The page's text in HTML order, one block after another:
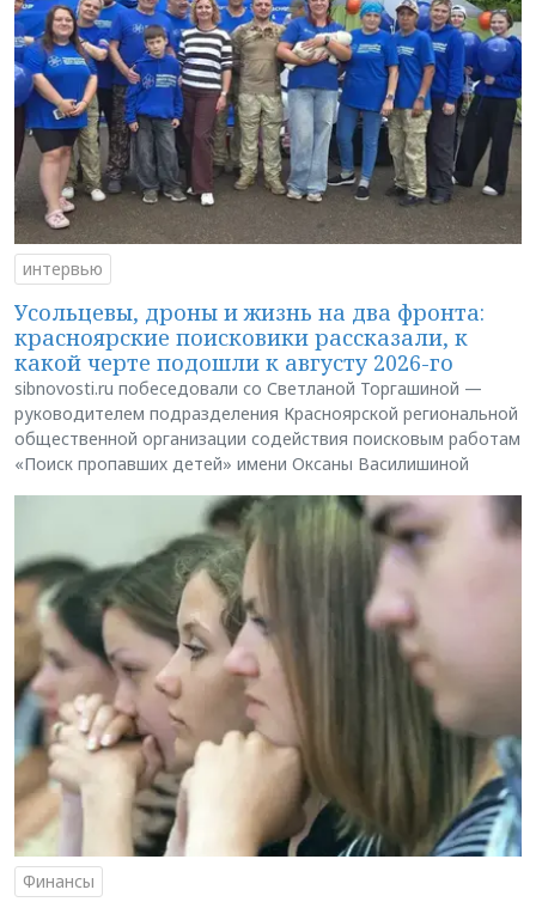
интервью
Усольцевы, дроны и жизнь на два фронта:
красноярские поисковики рассказали, к
какой черте подошли к августу 2026-го
sibnovosti.ru побеседовали со Светланой Торгашиной —
руководителем подразделения Красноярской региональной
общественной организации содействия поисковым работам
«Поиск пропавших детей» имени Оксаны Василишиной
Финансы